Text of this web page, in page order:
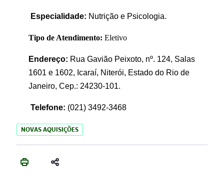
Especialidade: Nutrição e Psicologia.
Tipo de Atendimento: Eletivo
Endereço: Rua Gavião Peixoto, nº. 124, Salas
1601 e 1602, Icaraí, Niterói, Estado do Rio de
Janeiro, Cep.: 24230-101.
Telefone: (021) 3492-3468
NOVAS AQUISIÇÕES